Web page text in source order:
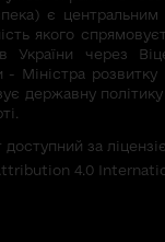
є центральним
якого
України через
- Міністра розвитку
державну
за
4.0